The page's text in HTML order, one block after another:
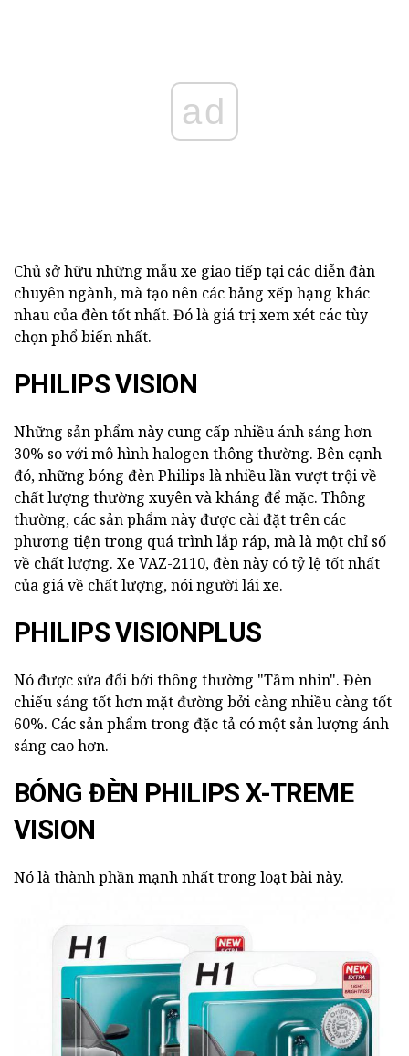
ad
Chủ sở hữu những mẫu xe giao tiếp tại các diễn đàn
chuyên ngành, mà tạo nên các bảng xếp hạng khác
nhau của đèn tốt nhất. Đó là giá trị xem xét các tùy
chọn phổ biến nhất.
PHILIPS VISION
Những sản phẩm này cung cấp nhiều ánh sáng hơn
30% so với mô hình halogen thông thường. Bên cạnh
đó, những bóng đèn Philips là nhiều lần vượt trội về
chất lượng thường xuyên và kháng để mặc. Thông
thường, các sản phẩm này được cài đặt trên các
phương tiện trong quá trình lắp ráp, mà là một chỉ số
về chất lượng. Xe VAZ-2110, đèn này có tỷ lệ tốt nhất
của giá về chất lượng, nói người lái xe.
PHILIPS VISIONPLUS
Nó được sửa đổi bởi thông thường "Tầm nhìn". Đèn
chiếu sáng tốt hơn mặt đường bởi càng nhiều càng tốt
60%. Các sản phẩm trong đặc tả có một sản lượng ánh
sáng cao hơn.
BÓNG ĐÈN PHILIPS X-TREME
VISION
Nó là thành phần mạnh nhất trong loạt bài này.